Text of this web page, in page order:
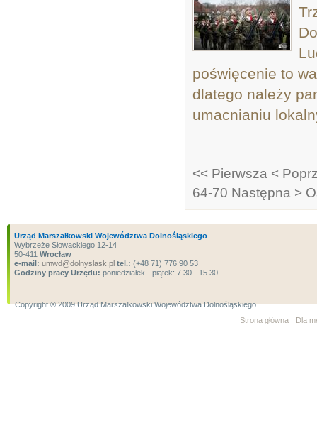
poświęcenie to
dlatego należy
umacnianiu
<< Pierwsza <
64-70 Następna >
Urząd Marszałkowski Województwa Dolnośląskiego
Wybrzeże Słowackiego 12-14
50-411 Wrocław
e-mail: umwd@dolnyslask.pl tel.: (+48 71) 776 90 53
Godziny pracy Urzędu: poniedziałek - piątek: 7.30 - 15.30
Copyright ® 2009 Urząd Marszałkowski Województwa Dolnośląskiego
Strona główna
Dla